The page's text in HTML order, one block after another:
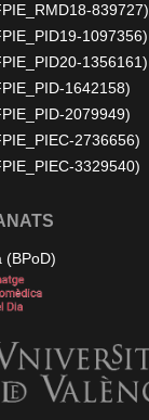
839727)
1097356)
1356161)
1642158)
2079949)
2736656)
3329540)
(BPoD)